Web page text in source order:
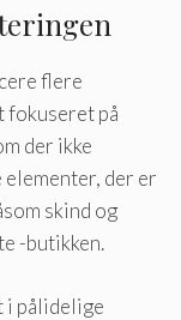
flere
på
der ikke
der er
skind og
-butikken.
i pålidelige